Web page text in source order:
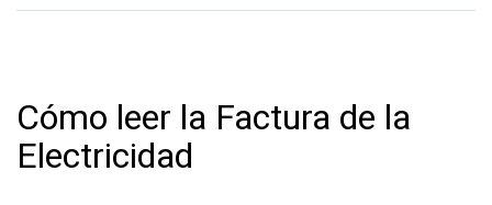
Cómo leer la Factura de la
Electricidad